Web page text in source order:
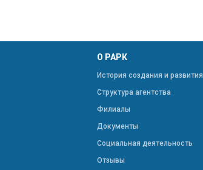
О РАРК
История создания и развития
Структура агентства
Филиалы
Документы
Социальная деятельность
Отзывы